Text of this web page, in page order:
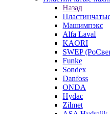
Назад
Машимпэкс
Alfa Laval
KAORI
SWEP
Funke
Sondex
Danfoss
ONDA
Hydac
Zilmet